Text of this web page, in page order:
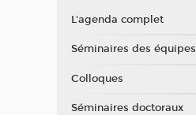
L'agenda complet
Séminaires des équipes
Colloques
Séminaires doctoraux